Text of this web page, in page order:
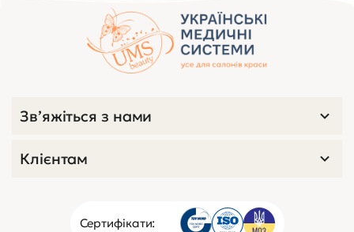
Сертифікати:
Зв’яжіться з нами
Клієнтам